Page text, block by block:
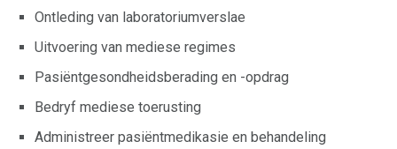
Ontleding van laboratoriumverslae
Uitvoering van mediese regimes
Pasiëntgesondheidsberading en -opdrag
Bedryf mediese toerusting
Administreer pasiëntmedikasie en behandeling